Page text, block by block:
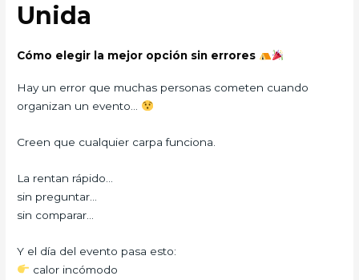
Unida
Cómo elegir la mejor opción sin errores
Hay un error que muchas personas cometen cuando
organizan un evento…
Creen que cualquier carpa funciona.
La rentan rápido…
sin preguntar…
sin comparar…
Y el día del evento pasa esto:
calor incómodo